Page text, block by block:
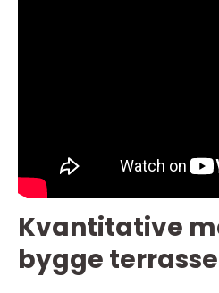
Kvantitative
bygge